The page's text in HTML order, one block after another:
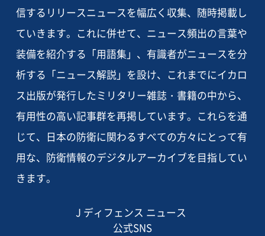
信するリリースニュースを幅広く収集、随時掲載し
ていきます。これに併せて、ニュース頻出の言葉や
装備を紹介する「用語集」、有識者がニュースを分
析する「ニュース解説」を設け、これまでにイカロ
ス出版が発行したミリタリー雑誌・書籍の中から、
有用性の高い記事群を再掲しています。これらを通
じて、日本の防衛に関わるすべての方々にとって有
用な、防衛情報のデジタルアーカイブを目指してい
きます。
J ディフェンス ニュース
公式SNS